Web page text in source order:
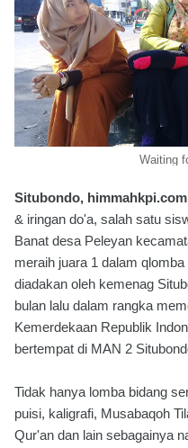
Waiting
Situbondo, himmahkpi.com
& iringan do'a, salah satu
Banat desa Peleyan
meraih juara 1 dalam
diadakan oleh kemenag
bulan lalu dalam rangka
Kemerdekaan Republik
bertempat di MAN 2
Tidak hanya lomba bidang
puisi, kaligrafi, Musabaqoh
Qur'an dan lain sebagainya